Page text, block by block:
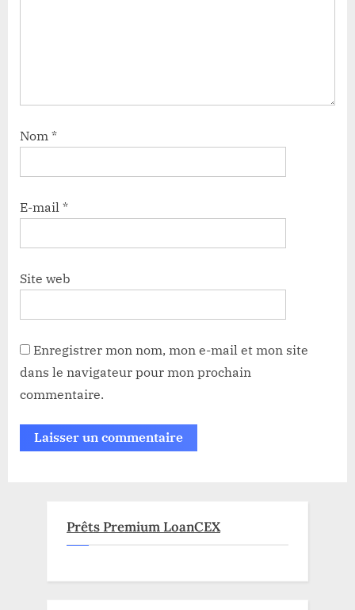
Nom *
E-mail *
Site web
Enregistrer mon nom, mon e-mail et mon site
dans le navigateur pour mon prochain
commentaire.
Prêts Premium LoanCEX